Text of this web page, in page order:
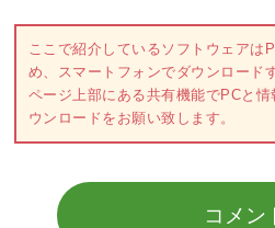
ここで紹介しているソフトウェアは
め、スマートフォンでダウンロード
ページ上部にある共有機能でPCと
ウンロードをお願い致します。
コメン